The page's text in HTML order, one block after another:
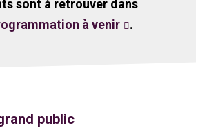
sont à retrouver dans
à venir .
public